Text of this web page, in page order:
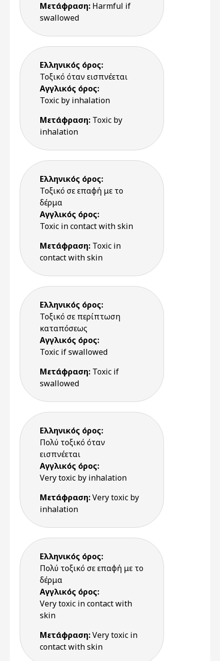
Μετάφραση: Harmful if
swallowed
Ελληνικός όρος:
Τοξικό όταν εισπνέεται
Αγγλικός όρος:
Toxic by inhalation
Μετάφραση: Toxic by
inhalation
Ελληνικός όρος:
Τοξικό σε επαφή με το
δέρμα
Αγγλικός όρος:
Toxic in contact with skin
Μετάφραση: Toxic in
contact with skin
Ελληνικός όρος:
Τοξικό σε περίπτωση
καταπόσεως
Αγγλικός όρος:
Toxic if swallowed
Μετάφραση: Toxic if
swallowed
Ελληνικός όρος:
Πολύ τοξικό όταν
εισπνέεται
Αγγλικός όρος:
Very toxic by inhalation
Μετάφραση:Very toxic by
inhalation
Ελληνικός όρος:
Πολύ τοξικό σε επαφή με το
δέρμα
Αγγλικός όρος:
Very toxic in contact with
skin
Μετάφραση:Very toxic in
contact with skin